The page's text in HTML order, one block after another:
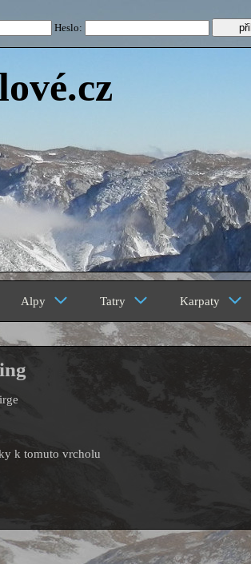
Heslo:
Alpy Tatry Karpaty
k tomuto vrcholu